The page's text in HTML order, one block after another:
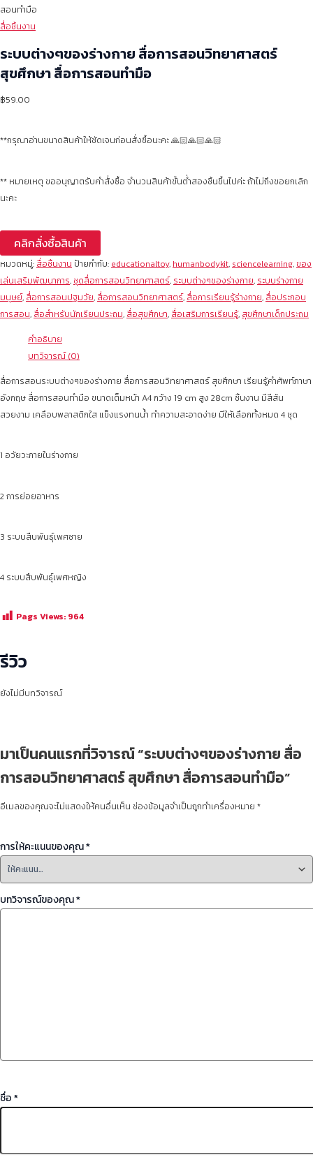
สอนทำมือ
สื่อชิ้นงาน
ระบบต่างๆของร่างกาย สื่อการสอนวิทยาศาสตร์
สุขศึกษา สื่อการสอนทำมือ
฿59.00
**กรุณาอ่านขนาดสินค้าให้ชัดเจนก่อนสั่งซื้อนะคะ 🙏🏻🙏🏻🙏🏻
** หมายเหตุ ขออนุญาตรับคำสั่งซื้อ จำนวนสินค้าขั้นต่ำสองชิ้นขึ้นไปค่ะ ถ้าไม่ถึงขอยกเลิก
นะคะ
คลิกสั่งซื้อสินค้า
หมวดหมู่: สื่อชิ้นงาน ป้ายกำกับ: educationaltoy, humanbodykit, sciencelearning, ของ
เล่นเสริมพัฒนาการ, ชุดสื่อการสอนวิทยาศาสตร์, ระบบต่างๆของร่างกาย, ระบบร่างกาย
มนุษย์, สื่อการสอนปฐมวัย, สื่อการสอนวิทยาศาสตร์, สื่อการเรียนรู้ร่างกาย, สื่อประกอบ
การสอน, สื่อสำหรับนักเรียนประถม, สื่อสุขศึกษา, สื่อเสริมการเรียนรู้, สุขศึกษาเด็กประถม
คำอธิบาย
บทวิจารณ์ (0)
สื่อการสอนระบบต่างๆของร่างกาย สื่อการสอนวิทยาศาสตร์ สุขศึกษา เรียนรู้คำศัพท์ภาษา
อังกฤษ สื่อการสอนทำมือ ขนาดเต็มหน้า A4 กว้าง 19 cm สูง 28cm ชิ้นงาน มีสีสัน
สวยงาม เคลือบพลาสติกใส แข็งแรงทนน้ำ ทำความสะอาดง่าย มีให้เลือกทั้งหมด 4 ชุด
1 อวัยวะภายในร่างกาย
2 การย่อยอาหาร
3 ระบบสืบพันธุ์เพศชาย
4 ระบบสืบพันธุ์เพศหญิง
Pags Views: 964
รีวิว
ยังไม่มีบทวิจารณ์
มาเป็นคนแรกที่วิจารณ์ “ระบบต่างๆของร่างกาย สื่อ
การสอนวิทยาศาสตร์ สุขศึกษา สื่อการสอนทำมือ”
อีเมลของคุณจะไม่แสดงให้คนอื่นเห็น ช่องข้อมูลจำเป็นถูกทำเครื่องหมาย *
การให้คะแนนของคุณ*
บทวิจารณ์ของคุณ*
ชื่อ*